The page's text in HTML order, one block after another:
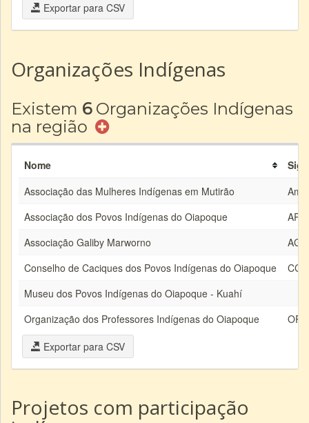
Exportar para CSV
Organizações Indígenas
Existem 6Organizações Indígenas
na região
Nome
Associação das Mulheres Indígenas em Mutirão
Associação dos Povos Indígenas do Oiapoque
Associação Galiby Marworno
AGM
Conselho de Caciques dos Povos Indígenas do Oiapoque
Museu dos Povos Indígenas do Oiapoque - Kuahí
Organização dos Professores Indígenas do Oiapoque
Exportar para CSV
Projetos com participação